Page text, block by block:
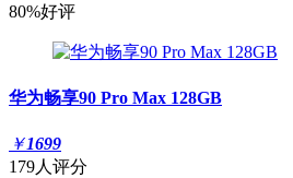
80%好评
华为畅享90 Pro Max 128GB
￥1699
179人评分